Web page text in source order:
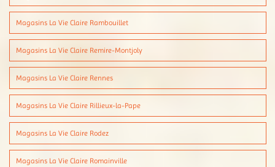
Magasins La Vie Claire Rambouillet
Magasins La Vie Claire Remire-Montjoly
Magasins La Vie Claire Rennes
Magasins La Vie Claire Rillieux-la-Pape
Magasins La Vie Claire Rodez
Magasins La Vie Claire Romainville